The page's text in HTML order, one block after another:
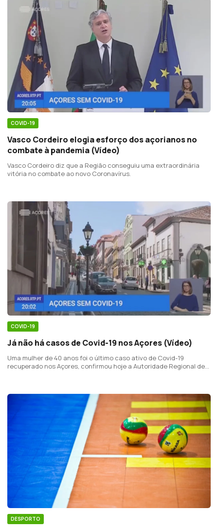
COVID-19
Vasco Cordeiro elogia esforço dos açorianos no
combate à pandemia (Vídeo)
Vasco Cordeiro diz que a Região conseguiu uma extraordinária
vitória no combate ao novo Coronavírus.
COVID-19
Já não há casos de Covid-19 nos Açores (Vídeo)
Uma mulher de 40 anos foi o último caso ativo de Covid-19
recuperado nos Açores, confirmou hoje a Autoridade Regional de
DESPORTO